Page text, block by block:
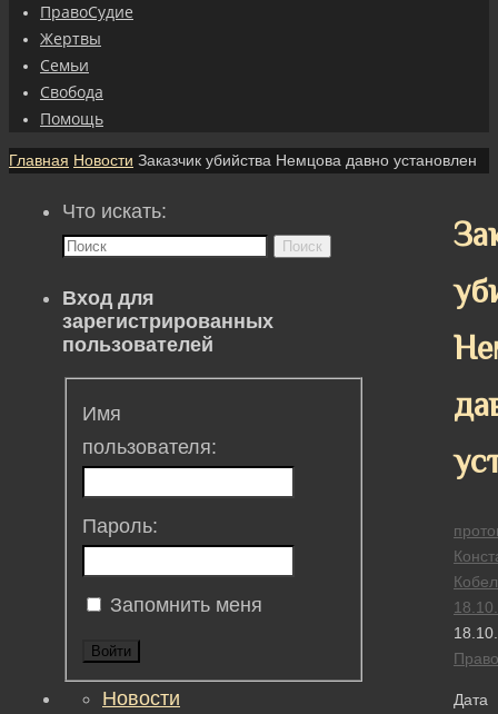
ПравоСудие
Жертвы
Семьи
Свобода
Помощь
Главная Новости Заказчик убийства Немцова давно установлен
Дата
Что искать:
Поиск
Вход для
зарегистрированных
пользователей
Имя
пользователя:
Пароль:
Запомнить меня
Войти
Новости